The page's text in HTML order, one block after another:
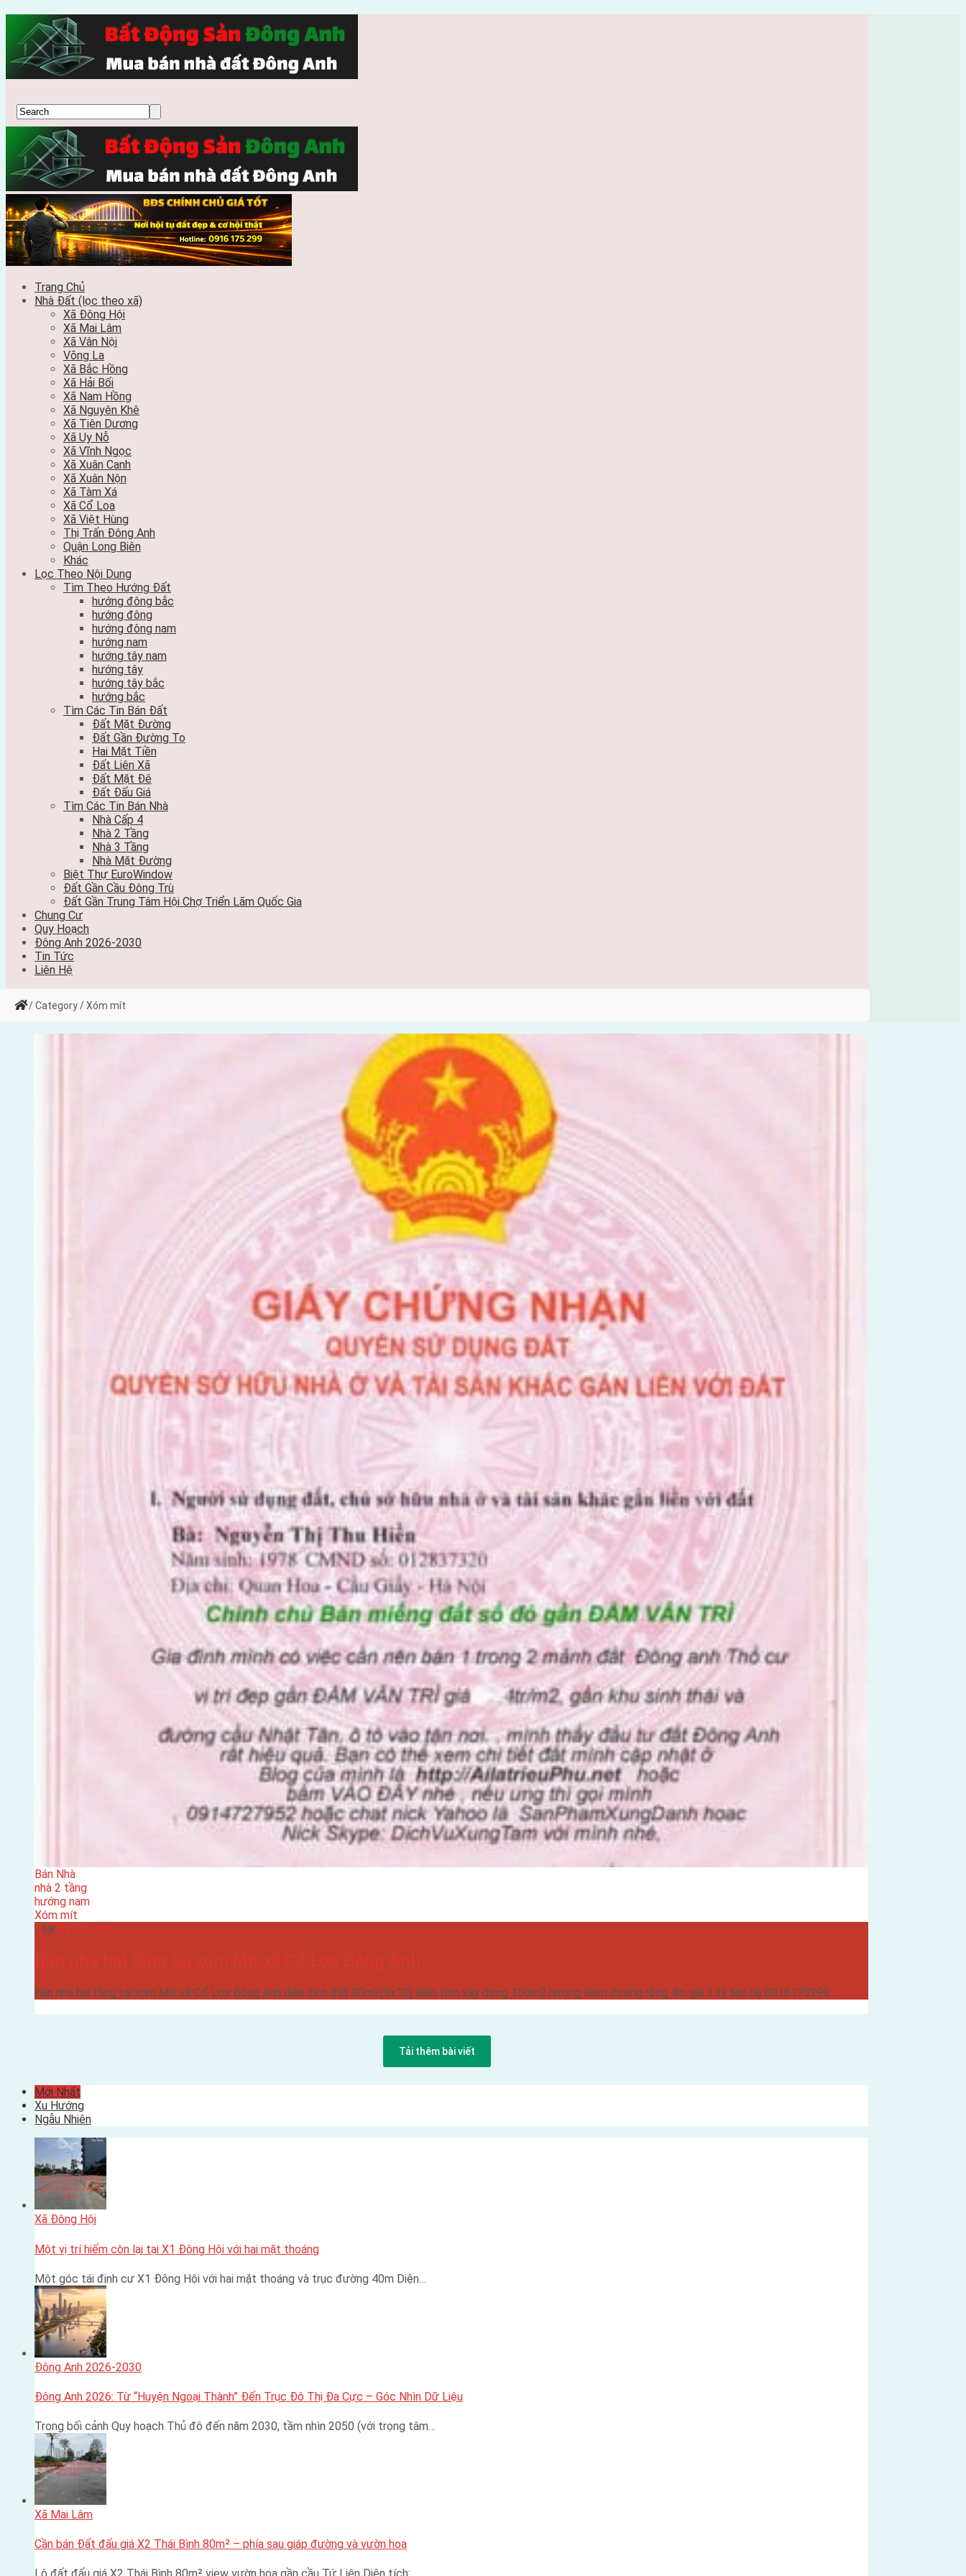
Trang Chủ
Nhà Đất (lọc theo xã)
Xã Đông Hội
Xã Mai Lâm
Xã Vân Nội
Võng La
Xã Bắc Hồng
Xã Hải Bối
Xã Nam Hồng
Xã Nguyên Khê
Xã Tiên Dương
Xã Uy Nỗ
Xã Vĩnh Ngọc
Xã Xuân Canh
Xã Xuân Nộn
Xã Tàm Xá
Xã Cổ Loa
Xã Việt Hùng
Thị Trấn Đông Anh
Quận Long Biên
Khác
Lọc Theo Nội Dung
Tìm Theo Hướng Đất
hướng đông bắc
hướng đông
hướng đông nam
hướng nam
hướng tây nam
hướng tây
hướng tây bắc
hướng bắc
Tìm Các Tin Bán Đất
Đất Mặt Đường
Đất Gần Đường To
Hai Mặt Tiền
Đất Liên Xã
Đất Mặt Đê
Đất Đấu Giá
Tìm Các Tin Bán Nhà
Nhà Cấp 4
Nhà 2 Tầng
Nhà 3 Tầng
Nhà Mặt Đường
Biệt Thự EuroWindow
Đất Gần Cầu Đông Trù
Đất Gần Trung Tâm Hội Chợ Triển Lãm Quốc Gia
Chung Cư
Quy Hoạch
Đông Anh 2026-2030
Tin Tức
Liên Hệ
/ Category / Xóm mít
Bán Nhà
nhà 2 tầng
hướng nam
Xóm mít
- tại Xã Cổ Loa
Bán nhà hai tầng tại xóm Mít xã Cổ Loa Đông Anh
Bán nhà hai tầng tại xóm Mít xã Cổ Loa Đông Anh diện tích đất 90m2(9x10) diện tích xây dựng 150m2 hướng Nam đường rộng 4m giá 1 tỷ liên hệ 0916175299 .
Tải thêm bài viết
Mới Nhất
Xu Hướng
Ngẫu Nhiên
Xã Đông Hội
Một vị trí hiếm còn lại tại X1 Đông Hội với hai mặt thoáng
Một góc tái định cư X1 Đông Hội với hai mặt thoáng và trục đường 40m Diện…
Đông Anh 2026-2030
Đông Anh 2026: Từ “Huyện Ngoại Thành” Đến Trục Đô Thị Đa Cực – Góc Nhìn Dữ Liệu
Trong bối cảnh Quy hoạch Thủ đô đến năm 2030, tầm nhìn 2050 (với trọng tâm…
Xã Mai Lâm
Cần bán Đất đấu giá X2 Thái Bình 80m² – phía sau giáp đường và vườn hoa